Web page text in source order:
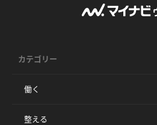
カテゴリー
働く
整える